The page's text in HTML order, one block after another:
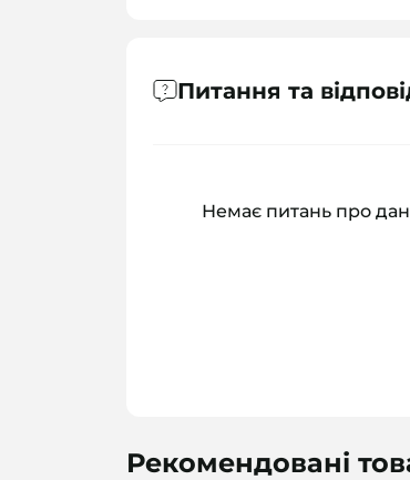
Питання та
Немає питань про
Рекомендовані